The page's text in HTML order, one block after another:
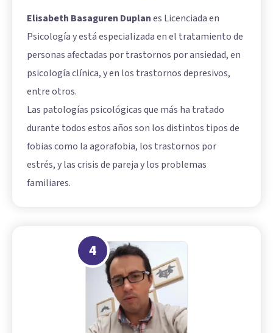
Elisabeth Basaguren Duplanes Licenciada en
Psicología y está especializada en el tratamiento de
personas afectadas por trastornos por ansiedad, en
psicología clínica, y en los trastornos depresivos,
entre otros.
Las patologías psicológicas que más ha tratado
durante todos estos años son los distintos tipos de
fobias como la agorafobia, los trastornos por
estrés, y las crisis de pareja y los problemas
familiares.
4